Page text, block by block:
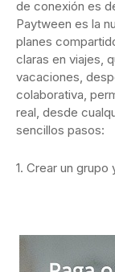
de conexión es
Paytween es la
planes
claras en viajes,
vacaciones,
colaborativa,
real, desde
sencillos pasos:
1. Crear un grupo